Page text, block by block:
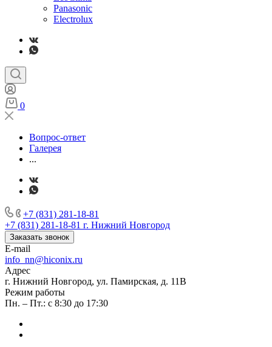
Panasonic
Electrolux
0
Вопрос-ответ
Галерея
...
+7 (831) 281-18-81
+7 (831) 281-18-81 г. Нижний Новгород
Заказать звонок
E-mail
info_nn@hiconix.ru
Адрес
г. Нижний Новгород, ул. Памирская, д. 11В
Режим работы
Пн. – Пт.: с 8:30 до 17:30